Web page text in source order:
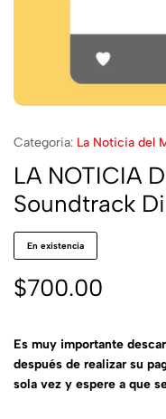
Categoria: La Noticia del
LA NOTICIA
Soundtrack
En existencia
$700.00
Es muy importante
después de realizar su
sola vez y espere a que